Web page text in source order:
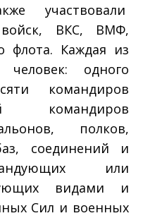
участвовали
войск, ВКС, ВМФ,
флота. Каждая из
одного
командиров
командиров
полков,
соединений и
или
видами и
Сил и военных